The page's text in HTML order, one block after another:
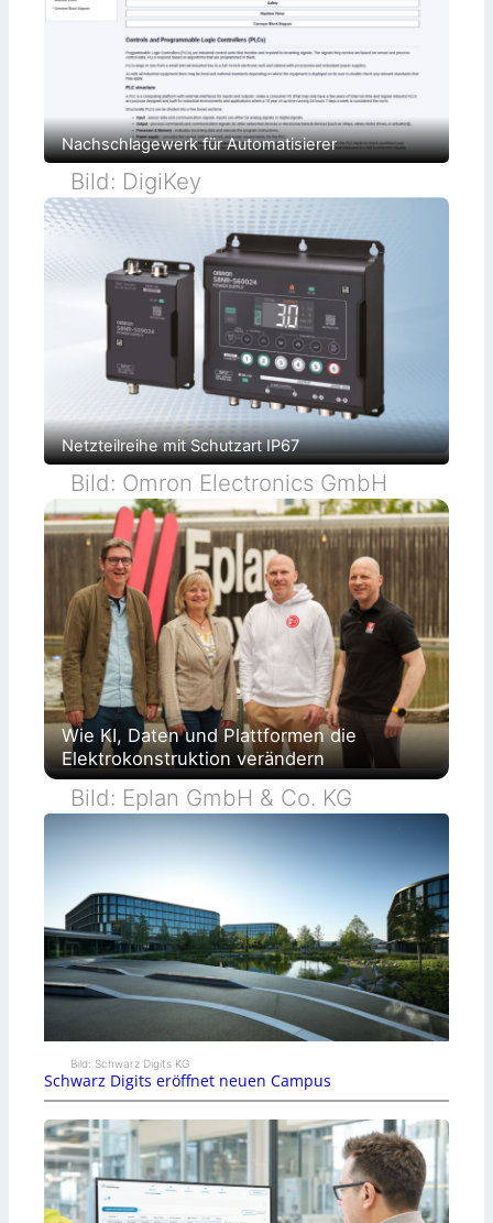
Nachschlagewerk für Automatisierer
Bild: DigiKey
Netzteilreihe mit Schutzart IP67
Bild: Omron Electronics GmbH
Wie KI, Daten und Plattformen die
Elektrokonstruktion verändern
Bild: Eplan GmbH & Co. KG
Bild: Schwarz Digits KG
Schwarz Digits eröffnet neuen Campus